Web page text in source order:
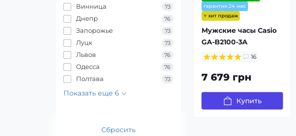
Винница 73
Днепр 76
Запорожье 73
Луцк 73
Львов 76
Одесса 76
Полтава 73
Показать еще 6
Сбросить
гарантия 24 мес
⭐ хит продаж
Мужские часы Casio
GA-B2100-3A
16
7 679 грн
Купить